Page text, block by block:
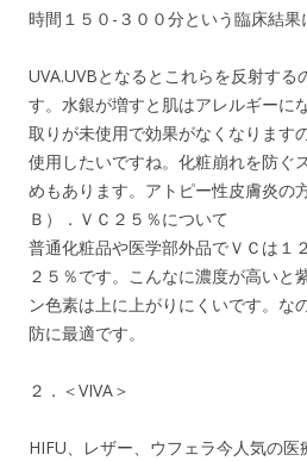
時間１５０-３００分という臨床結果
UVA.UVBとなるとこれらを反射する
す。水銀が増すと肌はアレルギーに
取りが未使用で効果がなくなります
使用したいですね。化粧崩れを防ぐ
めもあります。アトピー性皮膚炎の
Ｂ）．ＶＣ２５％について
普通化粧品や医学部外品でＶＣは１
２５％です。こんなに濃度が高いと
ン色素は上に上がりにくいです。な
防に最適です。
２．＜VIVA＞
HIFU、レザー、ウフェラ今人気の